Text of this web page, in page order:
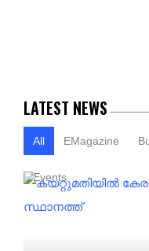
LATEST NEWS
All EMagazine
Events